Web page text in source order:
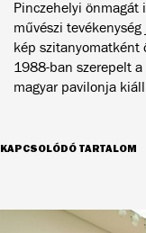
Pinczehelyi önmagát
művészi
kép szitanyomatként
1988-ban szerepelt
magyar pavilonja
KAPCSOLÓDÓ TARTALOM